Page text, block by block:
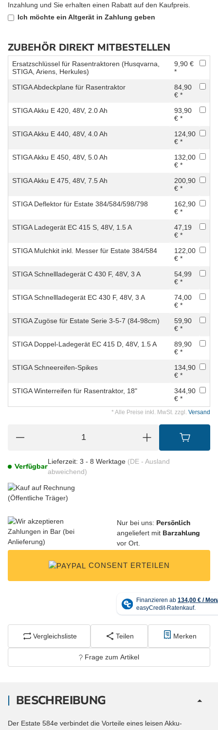
Inzahlung und Sie erhalten einen Rabatt auf den Kaufpreis.
Ich möchte ein Altgerät in Zahlung geben
ZUBEHÖR DIREKT MITBESTELLEN
Ersatzschlüssel für Rasentraktoren (Husqvarna,
STIGA, Ariens, Herkules)
9,90 €
*
STIGA Abdeckplane für Rasentraktor
84,90
€ *
STIGA Akku E 420, 48V, 2.0 Ah
93,90
€ *
STIGA Akku E 440, 48V, 4.0 Ah
124,90
€ *
STIGA Akku E 450, 48V, 5.0 Ah
132,00
€ *
STIGA Akku E 475, 48V, 7.5 Ah
200,90
€ *
STIGA Deflektor für Estate 384/584/598/798
162,90
€ *
STIGA Ladegerät EC 415 S, 48V, 1.5 A
47,19
€ *
STIGA Mulchkit inkl. Messer für Estate 384/584
122,00
€ *
STIGA Schnellladegerät C 430 F, 48V, 3 A
54,99
€ *
STIGA Schnellladegerät EC 430 F, 48V, 3 A
74,00
€ *
STIGA Zugöse für Estate Serie 3-5-7 (84-98cm)
59,90
€ *
STIGA Doppel-Ladegerät EC 415 D, 48V, 1.5 A
89,90
€ *
STIGA Schneereifen-Spikes
134,90
€ *
STIGA Winterreifen für Rasentraktor, 18"
344,90
€ *
* Alle Preise inkl. MwSt. zzgl. Versand
Verfügbar
Lieferzeit: 3 - 8 Werktage (DE - Ausland
abweichend)
Nur bei uns: Persönlich
angeliefert mit Barzahlung
vor Ort.
CONSENT ERTEILEN
Vergleichsliste Teilen Merken
Frage zum Artikel
BESCHREIBUNG
Der Estate 584e verbindet die Vorteile eines leisen Akku-